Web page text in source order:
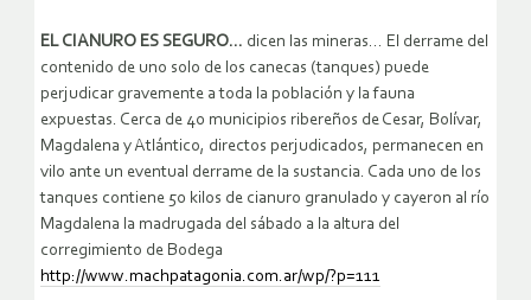
EL CIANURO ES SEGURO… dicen las mineras… El derrame del
contenido de uno solo de los canecas (tanques) puede
perjudicar gravemente a toda la población y la fauna
expuestas. Cerca de 40 municipios ribereños de Cesar, Bolívar,
Magdalena y Atlántico, directos perjudicados, permanecen en
vilo ante un eventual derrame de la sustancia. Cada uno de los
tanques contiene 50 kilos de cianuro granulado y cayeron al río
Magdalena la madrugada del sábado a la altura del
corregimiento de Bodega
http://www.machpatagonia.com.ar/wp/?p=111